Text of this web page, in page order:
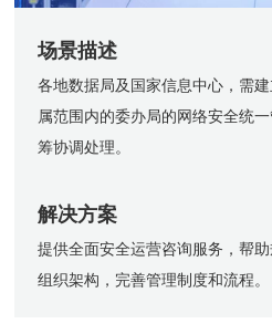
场景描述
各地数据局及国家信息中心，需
属范围内的委办局的网络安全统
筹协调处理。
解决方案
提供全面安全运营咨询服务，帮
组织架构，完善管理制度和流程。